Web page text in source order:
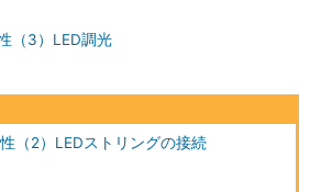
（3）LED調光
（2）LEDストリングの接続